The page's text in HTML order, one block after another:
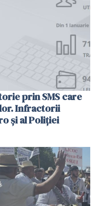
prin SMS care
Infractorii
și al Poliției